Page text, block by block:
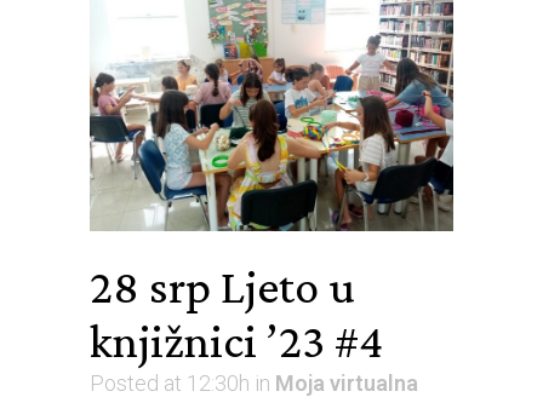
28 srp Ljeto u
knjižnici ’23 #4
Posted at 12:30h in Moja virtualna